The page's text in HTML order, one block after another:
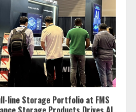
line Storage Portfolio at FMS